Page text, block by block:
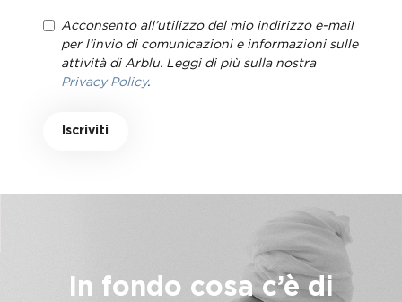
Acconsento all’utilizzo del mio indirizzo e-mail
per l’invio di comunicazioni e informazioni sulle
attività di Arblu. Leggi di più sulla nostra
Privacy Policy.
Iscriviti
In fondo cosa c’è di